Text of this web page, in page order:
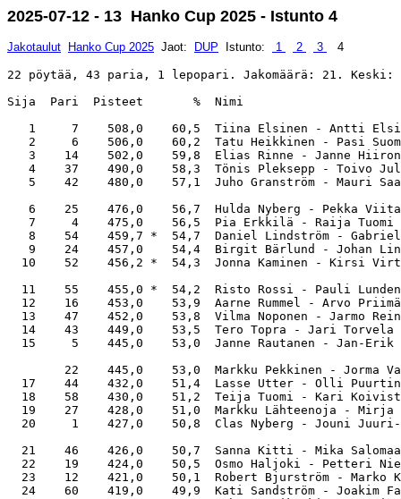
2025-07-12 - 13 Hanko Cup 2025 - Istunto 4
Jakotaulut Hanko Cup 2025 Jaot: DUP Istunto: 1 2 3 4
22 pöytää, 43 paria, 1 lepopari. Jakomäärä: 21.
Sija  Pari  Pisteet       %  Nimi
1     7    508,0    60,5  Tiina Elsinen
2     6    506,0    60,2  Tatu Heikkinen - Pasi
3    14    502,0    59,8  Elias Rinne -
4    37    490,0    58,3  Tönis
5    42    480,0    57,1  Juho Granström - Mauri
6    25    476,0    56,7  Hulda Nyberg - Pekka
7     4    475,0    56,5  Pia Erkkilä -
8    54    459,7 *  54,7  Daniel Lindström -
9    24    457,0    54,4  Birgit
10    52    456,2 *  54,3  Jonna Kaminen -
11    55    455,0 *  54,2  Risto Rossi - Pauli
12    16    453,0    53,9  Aarne Rummel -
13    47    452,0    53,8  Vilma Noponen -
14    43    449,0    53,5  Tero Topra - Jari
15     5    445,0    53,0  Janne Rautanen
22    445,0    53,0  Markku Pekkinen -
17    44    432,0    51,4  Lasse Utter - Olli
18    58    430,0    51,2  Teija Tuomi -
19    27    428,0    51,0  Markku Lähteenoja -
20     1    427,0    50,8  Clas Nyberg - Jouni
21    46    426,0    50,7  Sanna Kitti - Mika
22    19    424,0    50,5  Osmo Haljoki -
23    12    421,0    50,1  Robert Bjurström -
24    60    419,0    49,9  Kati Sandström -